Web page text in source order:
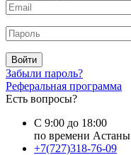
Войти
Забыли пароль?
Реферальная программа
Есть вопросы?
С 9:00 до 18:00
по времени Астаны
+7(727)318-76-09